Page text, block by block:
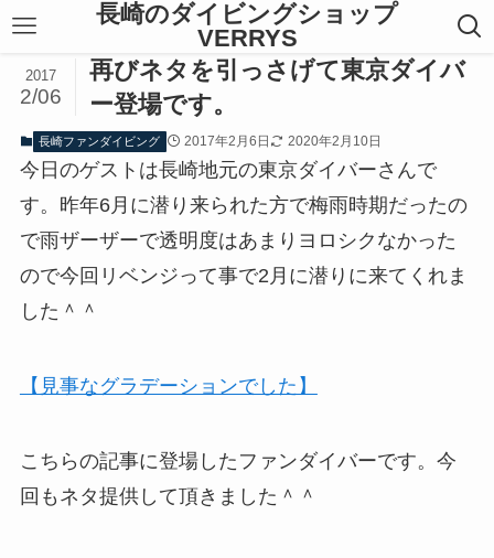
長崎のダイビングショップ
VERRYS
再びネタを引っさげて東京ダイバ
ー登場です。
2017
2/06
長崎ファンダイビング 2017年2月6日 2020年2月10日
今日のゲストは長崎地元の東京ダイバーさんで
す。昨年6月に潜り来られた方で梅雨時期だったの
で雨ザーザーで透明度はあまりヨロシクなかった
ので今回リベンジって事で2月に潜りに来てくれま
した＾＾
【見事なグラデーションでした】
こちらの記事に登場したファンダイバーです。今
回もネタ提供して頂きました＾＾